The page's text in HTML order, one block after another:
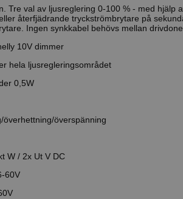
Tre val av ljusreglering 0-100 % - med hjälp
återfjädrande tryckströmbrytare på
Ingen synkkabel behövs mellan
10V dimmer
hela ljusregleringsområdet
0,5W
överhettning/överspänning
W / 2x Ut V DC
60V